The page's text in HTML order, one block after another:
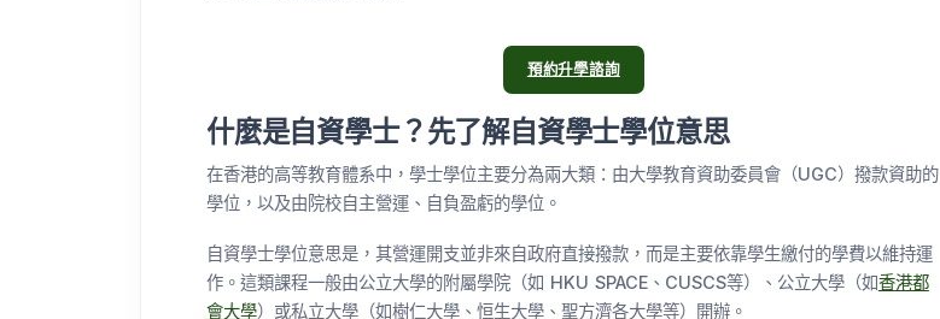
預約升學諮詢
什麼是自資學士？先了解自資學士學位意思
在香港的高等教育體系中，學士學位主要分為兩大類：由大學教育資助委員會（UGC）撥款資助的
學位，以及由院校自主營運、自負盈虧的學位。
自資學士學位意思是，其營運開支並非來自政府直接撥款，而是主要依靠學生繳付的學費以維持運
作。這類課程一般由公立大學的附屬學院（如 HKU SPACE、CUSCS等）、公立大學（如香港都
會大學）或私立大學（如樹仁大學、恒生大學、聖方濟各大學等）開辦。